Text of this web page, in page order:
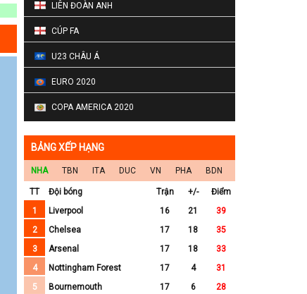
LIÊN ĐOÀN ANH
CÚP FA
U23 CHÂU Á
EURO 2020
COPA AMERICA 2020
BẢNG XẾP HẠNG
NHA TBN ITA DUC VN PHA BDN
TT Đội bóng Trận +/-
Điểm
1
Liverpool 16 21
39
2
Chelsea 17 18
35
3
Arsenal 17 18
33
4
Nottingham Forest 17 4
31
5
Bournemouth 17 6
28